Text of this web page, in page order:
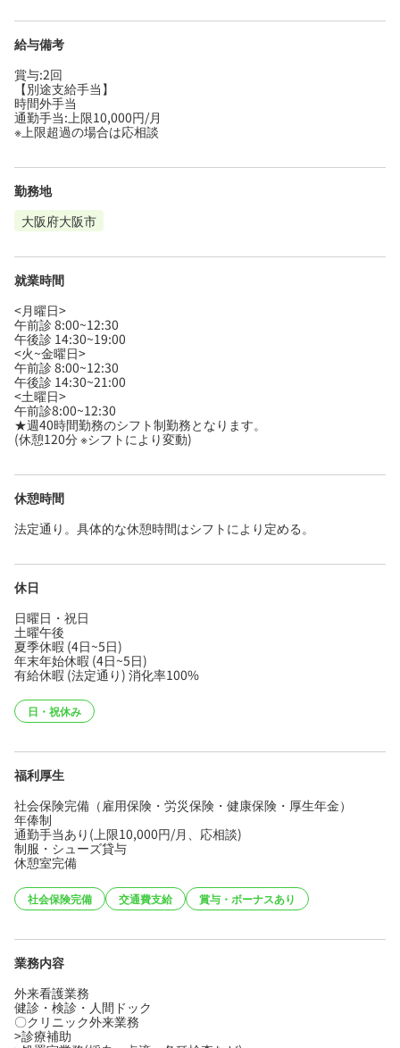
給与備考
賞与:2回
【別途支給手当】
時間外手当
通勤手当:上限10,000円/月
※上限超過の場合は応相談
勤務地
大阪府大阪市
就業時間
<月曜日>
午前診 8:00~12:30
午後診 14:30~19:00
<火~金曜日>
午前診 8:00~12:30
午後診 14:30~21:00
<土曜日>
午前診8:00~12:30
★週40時間勤務のシフト制勤務となります。
(休憩120分 ※シフトにより変動)
休憩時間
法定通り。具体的な休憩時間はシフトにより定める。
休日
日曜日・祝日
土曜午後
夏季休暇 (4日~5日)
年末年始休暇 (4日~5日)
有給休暇 (法定通り) 消化率100%
日・祝休み
福利厚生
社会保険完備（雇用保険・労災保険・健康保険・厚生年金）
年俸制
通勤手当あり(上限10,000円/月、応相談)
制服・シューズ貸与
休憩室完備
社会保険完備 交通費支給 賞与・ボーナスあり
業務内容
外来看護業務
健診・検診・人間ドック
〇クリニック外来業務
>診療補助